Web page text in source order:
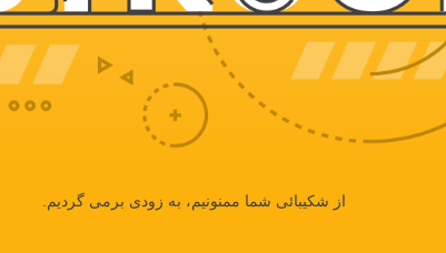
از شکیبائی شما ممنونیم، به زودی برمی گردیم.